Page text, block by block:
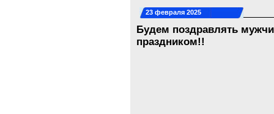
23 февраля 2025
Будем поздравлять
праздником!!